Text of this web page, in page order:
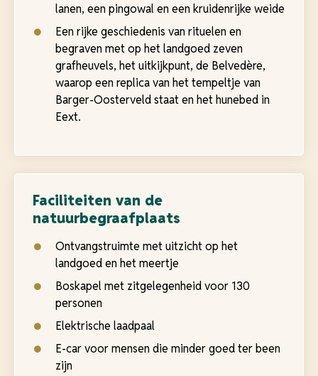
lanen, een pingowal en een kruidenrijke weide
Een rijke geschiedenis van rituelen en
begraven met op het landgoed zeven
grafheuvels, het uitkijkpunt, de Belvedère,
waarop een replica van het tempeltje van
Barger-Oosterveld staat en het hunebed in
Eext.
Faciliteiten van de
natuurbegraafplaats
Ontvangstruimte met uitzicht op het
landgoed en het meertje
Boskapel met zitgelegenheid voor 130
personen
Elektrische laadpaal
E-car voor mensen die minder goed ter been
zijn